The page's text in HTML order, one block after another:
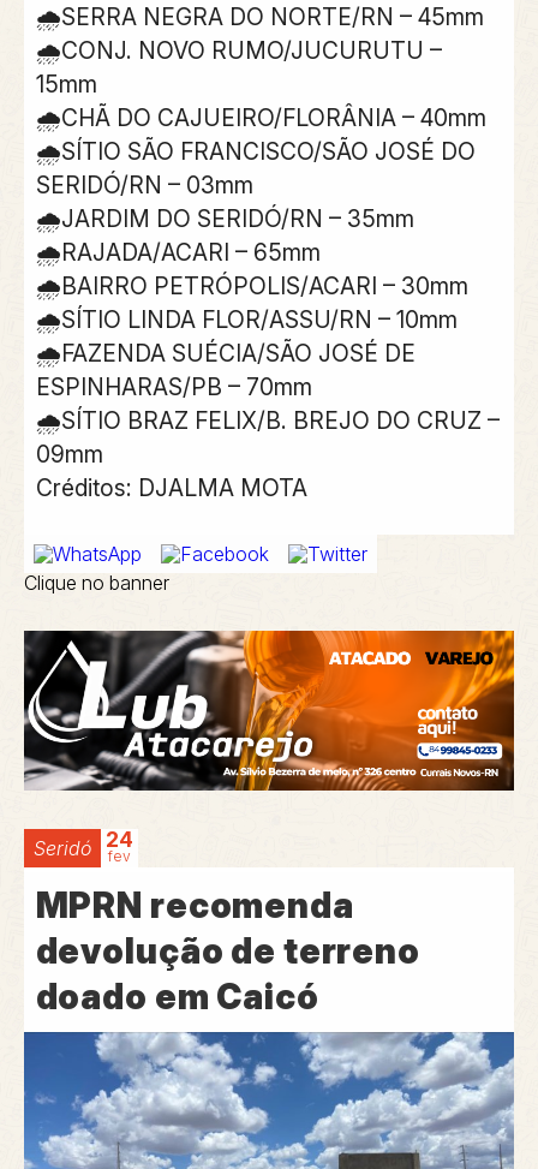
🌧SERRA NEGRA DO NORTE/RN – 45mm
🌧CONJ. NOVO RUMO/JUCURUTU –
15mm
🌧CHÃ DO CAJUEIRO/FLORÂNIA – 40mm
🌧SÍTIO SÃO FRANCISCO/SÃO JOSÉ DO
SERIDÓ/RN – 03mm
🌧JARDIM DO SERIDÓ/RN – 35mm
🌧RAJADA/ACARI – 65mm
🌧BAIRRO PETRÓPOLIS/ACARI – 30mm
🌧SÍTIO LINDA FLOR/ASSU/RN – 10mm
🌧FAZENDA SUÉCIA/SÃO JOSÉ DE
ESPINHARAS/PB – 70mm
🌧SÍTIO BRAZ FELIX/B. BREJO DO CRUZ –
09mm
Créditos: DJALMA MOTA
Clique no banner
Seridó 24
fev
MPRN recomenda
devolução de terreno
doado em Caicó